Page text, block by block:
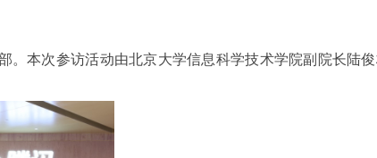
。本次参访活动由北京大学信息科学技术学院副院长陆